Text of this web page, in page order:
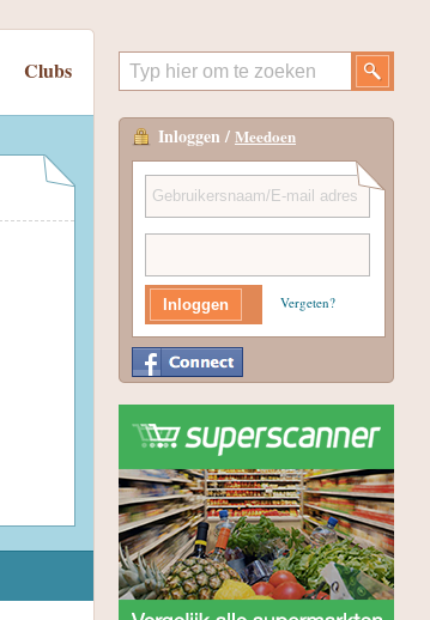
Clubs
Inloggen / Meedoen
Vergeten?